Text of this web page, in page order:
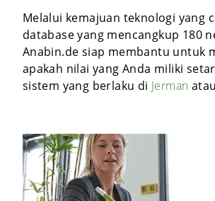
Melalui kemajuan teknologi yang
database yang mencangkup 180
Anabin.de siap membantu untuk
apakah nilai yang Anda miliki
sistem yang berlaku di Jerman